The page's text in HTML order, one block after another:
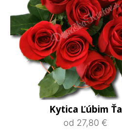
Kytica Ľúbim Ťa
od 27,80 €